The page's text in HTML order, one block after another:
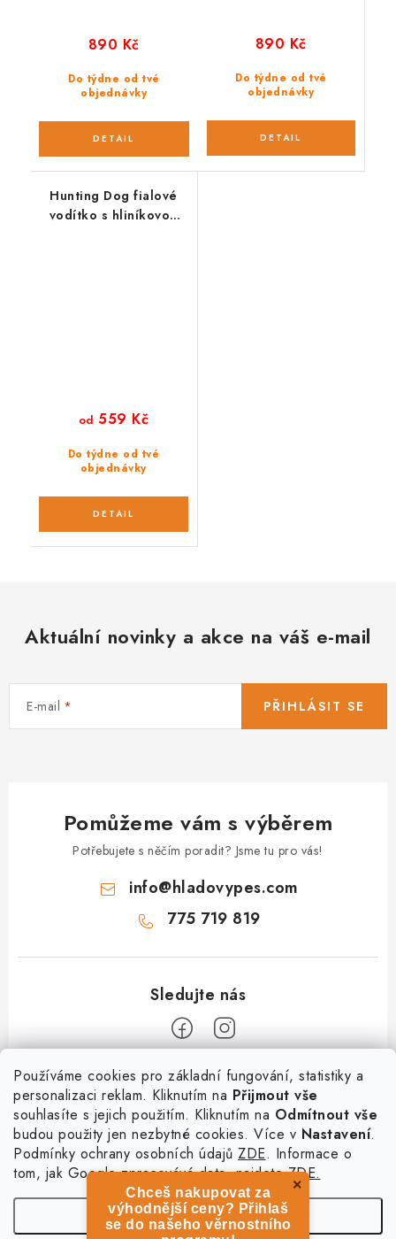
Používáme cookies pro základní fungování, statistiky a
personalizaci reklam. Kliknutím na Přijmout vše
souhlasíte s jejich použitím. Kliknutím na Odmítnout vše
budou použity jen nezbytné cookies. Více v Nastavení.
Podmínky ochrany osobních údajů ZDE. Informace o
tom, jak Google zpracovává data, najdeteZDE.
Nastavení
Do týdne od tvé
objednávky
890 Kč
Do týdne od tvé
objednávky
890 Kč
Hunting Dog fialové
vodítko s hliníkovou
Do týdne od tvé
objednávky
od 559 Kč
Aktuální novinky a akce na váš e-mail
E-mail PŘIHLÁSIT SE
Pomůžeme vám s výběrem
Potřebujete s něčím poradit? Jsme tu pro vás!
info@hladovypes.com
775 719 819
Informace
O nás
Kontakty
Služby
PetExpert - pojištění psů
Pujčení paddleboardu a psí plovací vesty
×
Chceš nakupovat za
výhodnější ceny? Přihlaš
se do našeho věrnostního